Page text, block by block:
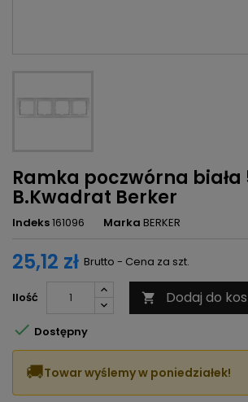
Ramka poczwórna biała
B.Kwadrat Berker
Indeks161096 Marka BERKER
25,12 zł Brutto - Cena za szt.
Ilość  Dodaj do
 Dostępny
🚚Towar wyślemy w poniedziałek!